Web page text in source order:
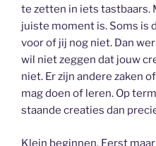
te zetten in iets tastbaars.
juiste moment is. Soms is
voor of jij nog niet. Dan
wil niet zeggen dat jouw
niet. Er zijn andere zaken
mag doen of leren. Op
staande creaties dan
Klein beginnen. Eerst